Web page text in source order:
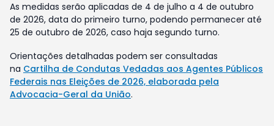
As medidas serão aplicadas de 4 de julho a 4 de outubro
de 2026, data do primeiro turno, podendo permanecer até
25 de outubro de 2026, caso haja segundo turno.
Orientações detalhadas podem ser consultadas
na Cartilha de Condutas Vedadas aos Agentes Públicos
Federais nas Eleições de 2026, elaborada pela
Advocacia-Geral da União.